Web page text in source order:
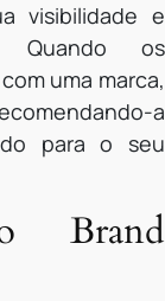
visibilidade e
Quando os
uma marca,
a
para o seu
Brand